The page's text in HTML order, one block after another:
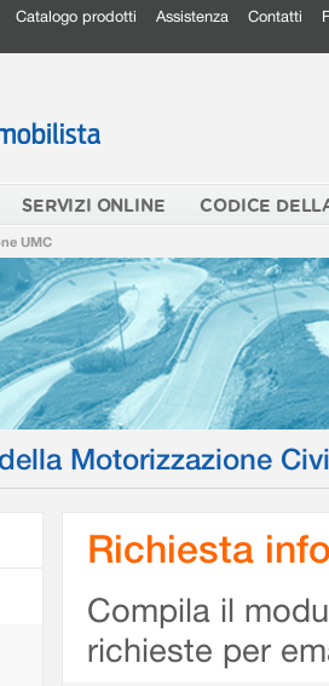
Catalogo prodotti Assistenza Contatti
SERVIZI ONLINE CODICE
UMC
Motorizzazione
Richiesta
Compila il
richieste per